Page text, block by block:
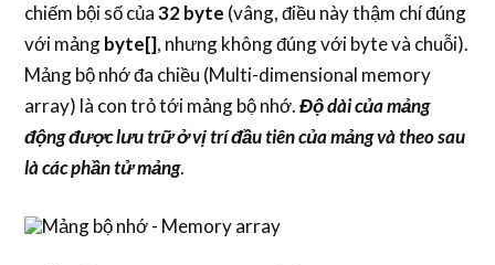
chiếm bội số của32 byte (vâng, điều này thậm chí đúng
với mảngbyte[], nhưng không đúng với byte và chuỗi).
Mảng bộ nhớ đa chiều (Multi-dimensional memory
array) là con trỏ tới mảng bộ nhớ.Độ dài của mảng
động được lưu trữ ở vị trí đầu tiên của mảng và theo sau
là các phần tử mảng.